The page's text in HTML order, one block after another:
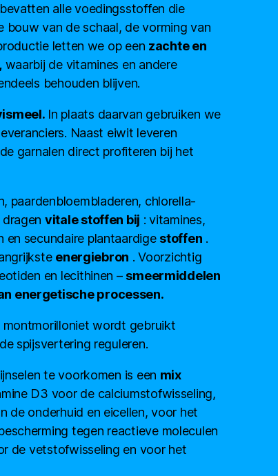
alle voedingsstoffen die
bouw van de schaal, de vorming van
letten we op een zachte en
waarbij de vitamines en andere
behouden blijven.
In plaats daarvan gebruiken we
Naast eiwit leveren
garnalen direct profiteren bij het
paardenbloembladeren, chlorella-
vitale stoffen bij : vitamines,
en secundaire plantaardige stoffen .
energiebron . Voorzichtig
en lecithinen – smeermiddelen
energetische processen.
wordt gebruikt
spijsvertering reguleren.
te voorkomen is een mix
D3 voor de calciumstofwisseling,
de onderhuid en eicellen, voor het
tegen reactieve moleculen
de vetstofwisseling en voor het